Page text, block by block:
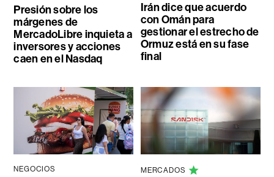
Presión sobre los
márgenes de
MercadoLibre inquieta a
inversores y acciones
caen en el Nasdaq
Irán dice que acuerdo
con Omán para
gestionar el estrecho de
Ormuz está en su fase
final
NEGOCIOS MERCADOS